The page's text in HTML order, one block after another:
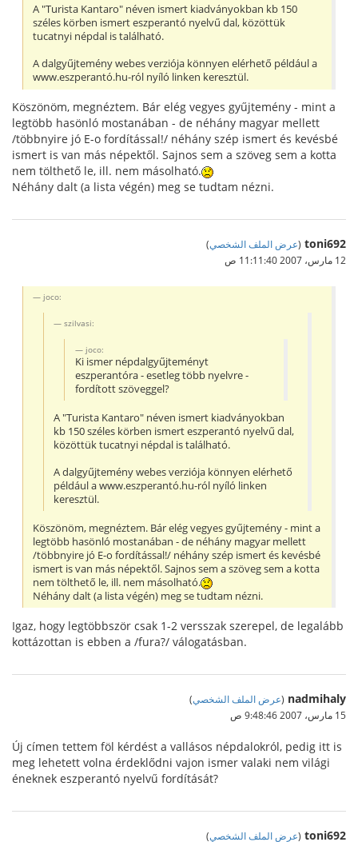
A "Turista Kantaro" néven ismert kiadványokban kb 150
széles körben ismert eszperantó nyelvű dal, közöttük
tucatnyi népdal is található.
A dalgyűjtemény webes verziója könnyen elérhető például a
www.eszperantó.hu-ról nyíló linken keresztül.
Köszönöm, megnéztem. Bár elég vegyes gyűjtemény - mint a
legtöbb hasönló mostanában - de néhány magyar mellett
/többnyire jó E-o fordítással!/ néhány szép ismert és kevésbé
ismert is van más népektől. Sajnos sem a szöveg sem a kotta
nem tölthető le, ill. nem másolható.
Néhány dalt (a lista végén) meg se tudtam nézni.
toni692
(عرض الملف الشخصي)
12 مارس، 2007 11:11:40 ص
joco:
szilvasi:
joco:
Ki ismer népdalgyűjteményt
eszperantóra - esetleg több nyelvre -
fordított szöveggel?
A "Turista Kantaro" néven ismert kiadványokban
kb 150 széles körben ismert eszperantó nyelvű dal,
közöttük tucatnyi népdal is található.
A dalgyűjtemény webes verziója könnyen elérhető
például a www.eszperantó.hu-ról nyíló linken
keresztül.
Köszönöm, megnéztem. Bár elég vegyes gyűjtemény - mint a
legtöbb hasönló mostanában - de néhány magyar mellett
/többnyire jó E-o fordítással!/ néhány szép ismert és kevésbé
ismert is van más népektől. Sajnos sem a szöveg sem a kotta
nem tölthető le, ill. nem másolható.
Néhány dalt (a lista végén) meg se tudtam nézni.
Igaz, hogy legtöbbször csak 1-2 versszak szerepel, de legalább
kottázottan is ebben a /fura?/ válogatásban.
nadmihaly
(عرض الملف الشخصي)
15 مارس، 2007 9:48:46 ص
Új címen tettem föl kérdést a vallásos népdalokról, pedig itt is
meg lehetett volna érdeklődni vajon ismer valaki nem világi
éneknek eszperantó nyelvű fordítását?
toni692
(عرض الملف الشخصي)